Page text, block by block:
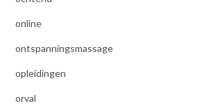
online
ontspanningsmassage
opleidingen
orval